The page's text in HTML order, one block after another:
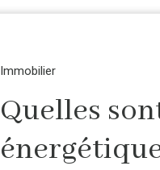
Immobilier
Quelles